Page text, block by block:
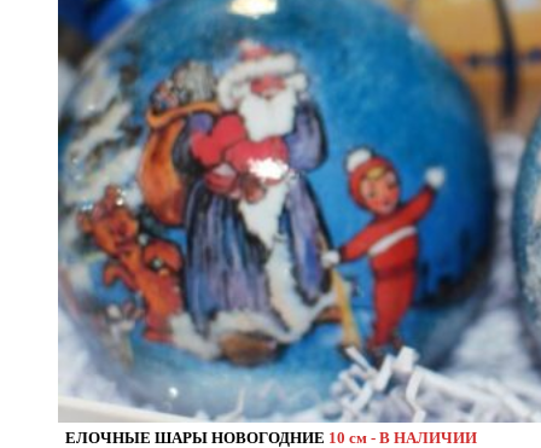
ЕЛОЧНЫЕ ШАРЫ НОВОГОДНИЕ 10 см - В НАЛИЧИИ